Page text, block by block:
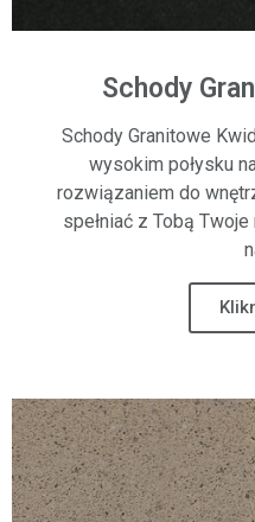
Schody
Schody Granitowe
wysokim połysku
rozwiązaniem do
spełniać z Tobą